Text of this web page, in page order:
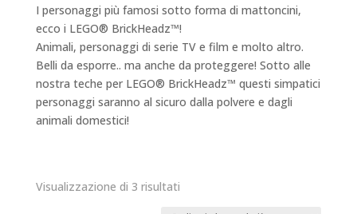
I personaggi più famosi sotto forma di mattoncini,
ecco i LEGO® BrickHeadz™!
Animali, personaggi di serie TV e film e molto altro.
Belli da esporre.. ma anche da proteggere! Sotto alle
nostra teche per LEGO® BrickHeadz™ questi simpatici
personaggi saranno al sicuro dalla polvere e dagli
animali domestici!
Visualizzazione di 3 risultatiOrdina